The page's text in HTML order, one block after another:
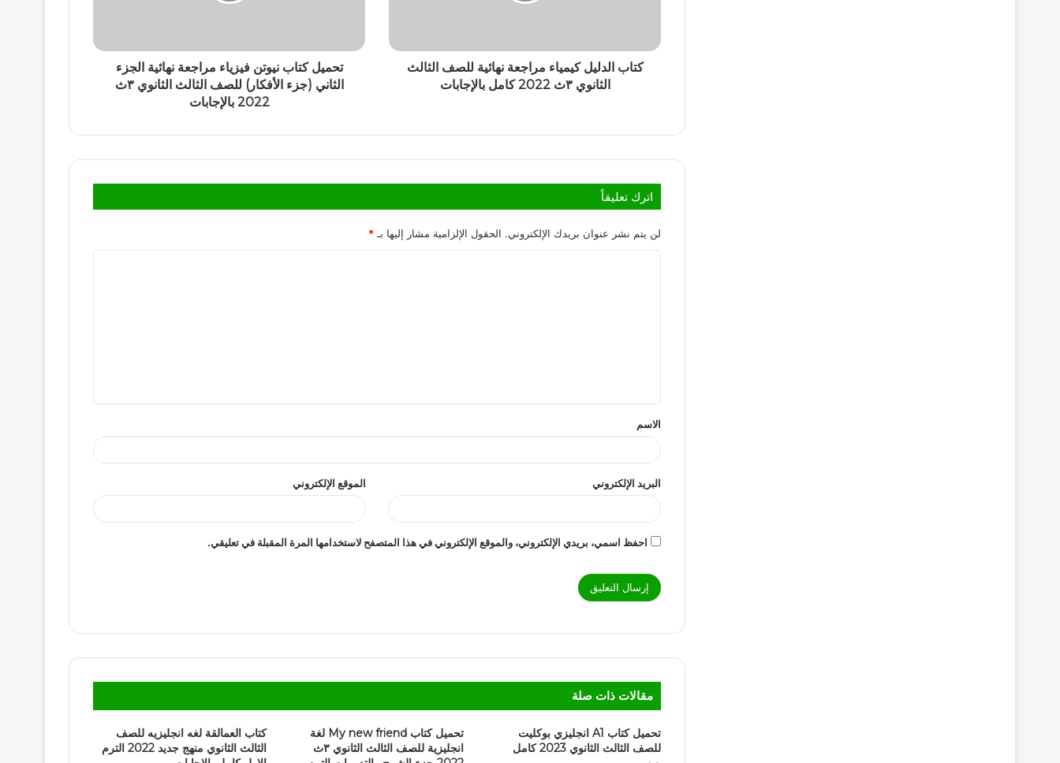
كتاب الدليل كيمياء مراجعة نهائية للصف الثالث
الثانوي ٣ث 2022 كامل بالإجابات
تحميل كتاب نيوتن فيزياء مراجعة نهائية الجزء
الثاني (جزء الأفكار) للصف الثالث الثانوي ٣ث
2022 بالإجابات
اترك تعليقاً
لن يتم نشر عنوان بريدك الإلكتروني. الحقول الإلزامية مشار إليها بـ *
الاسم
البريد الإلكتروني الموقع الإلكتروني
احفظ اسمي، بريدي الإلكتروني، والموقع الإلكتروني في هذا المتصفح لاستخدامها المرة المقبلة في تعليقي.
مقالات ذات صلة
تحميل كتاب A1 انجليزي بوكليت
للصف الثالث الثانوي 2023 كامل
تحميل كتاب My new friend لغة
انجليزية للصف الثالث الثانوي ٣ث
كتاب العمالقة لغه انجليزيه للصف
الثالث الثانوي منهج جديد 2022 الترم